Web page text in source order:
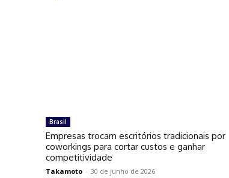
Brasil
Empresas trocam escritórios tradicionais por
coworkings para cortar custos e ganhar
competitividade
Takamoto - 30 de junho de 2026